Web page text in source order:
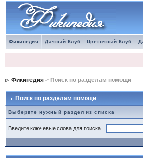
Фикипедия Дачный Клуб Цветочный Клуб
Фикипедия> Поиск по разделам помощи
Поиск по разделам помощи
Выберите нужный раздел из списка
Введите ключевые слова для поиска